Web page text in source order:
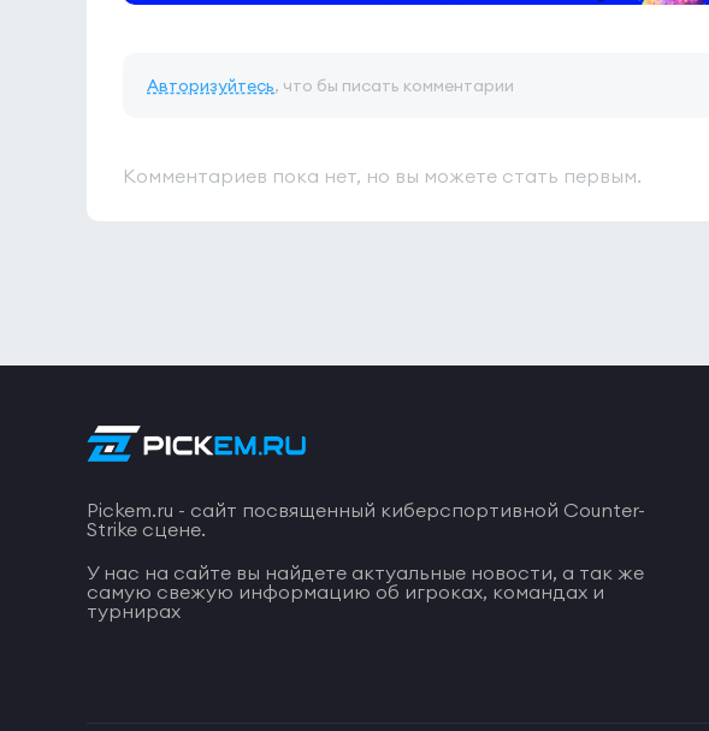
Авторизуйтесь, что бы писать комментарии
Комментариев пока нет, но вы можете стать первым.
Pickem.ru - сайт посвященный киберспортивной Counter-
Strike сцене.
У нас на сайте вы найдете актуальные новости, а так же
самую свежую информацию об игроках, командах и
турнирах